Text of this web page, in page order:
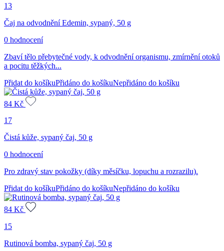
13
Čaj na odvodnění Edemin, sypaný, 50 g
0 hodnocení
Zbaví tělo přebytečné vody, k odvodnění organismu, zmírnění otoků
a pocitu těžkých...
Přidat do košíkuPřidáno do košíkuNepřidáno do košíku
84 Kč
17
Čistá kůže, sypaný čaj, 50 g
0 hodnocení
Pro zdravý stav pokožky (díky měsíčku, lopuchu a rozrazilu).
Přidat do košíkuPřidáno do košíkuNepřidáno do košíku
84 Kč
15
Rutinová bomba, sypaný čaj, 50 g